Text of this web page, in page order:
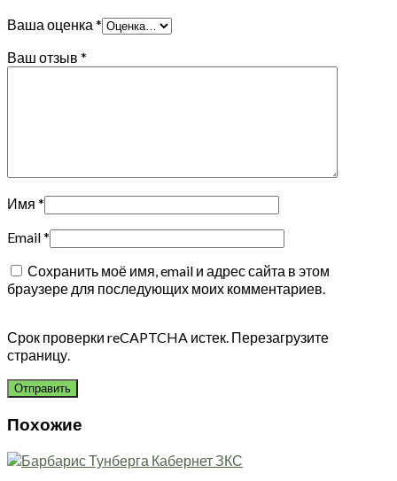
Ваша оценка *
Ваш отзыв *
Имя *
Email*
Сохранить моё имя, email и адрес сайта в этом
браузере для последующих моих комментариев.
Срок проверки reCAPTCHA истек. Перезагрузите
страницу.
Похожие